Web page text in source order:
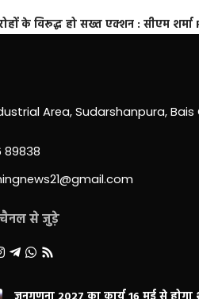
के विरूद्ध हो सख्त एक्शन : सीएम शर्मा
Area, Sudarshanpura,
89838
चैनल से जुड़े